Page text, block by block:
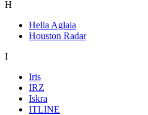
H
Hella Aglaia
Houston Radar
I
Iris
IRZ
Iskra
ITLINE